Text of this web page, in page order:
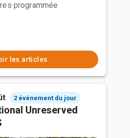
programmée
les articles
2 événement du jour
Unreserved